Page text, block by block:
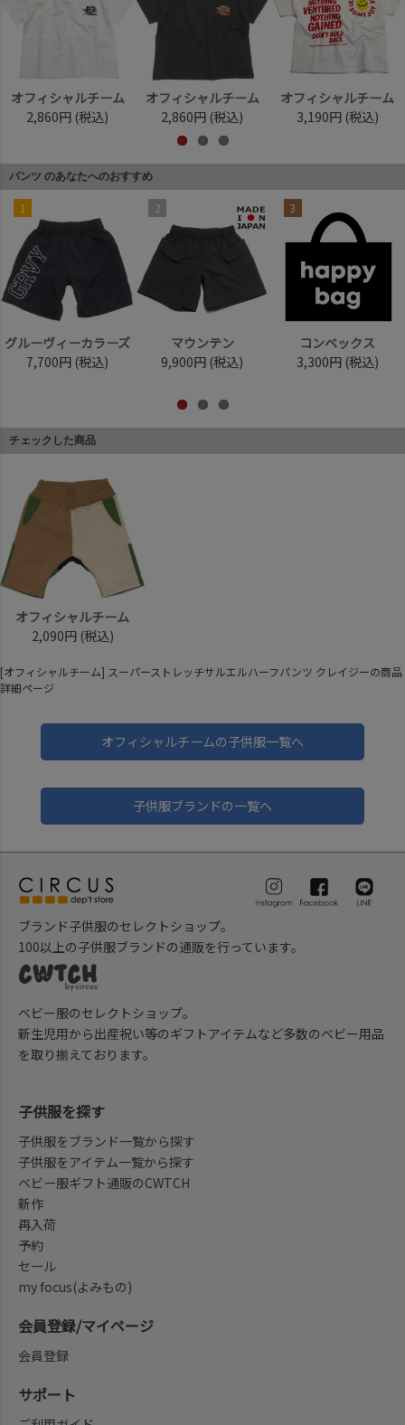
オフィシャルチーム
2,860円 (税込)
オフィシャルチーム
2,860円 (税込)
オフィシャルチーム
3,190円 (税込)
パンツ のあなたへのおすすめ
1
グルーヴィーカラーズ
7,700円 (税込)
2
マウンテン
9,900円 (税込)
3
コンベックス
3,300円 (税込)
チェックした商品
オフィシャルチーム
2,090円 (税込)
[オフィシャルチーム] スーパーストレッチサルエルハーフパンツ クレイジーの商品
詳細ページ
オフィシャルチームの子供服一覧へ
子供服ブランドの一覧へ
ブランド子供服のセレクトショップ。
100以上の子供服ブランドの通販を行っています。
ベビー服のセレクトショップ。
新生児用から出産祝い等のギフトアイテムなど多数のベビー用品
を取り揃えております。
子供服を探す
子供服をブランド一覧から探す
子供服をアイテム一覧から探す
ベビー服ギフト通販のCWTCH
新作
再入荷
予約
セール
my focus(よみもの)
会員登録/マイページ
会員登録
サポート